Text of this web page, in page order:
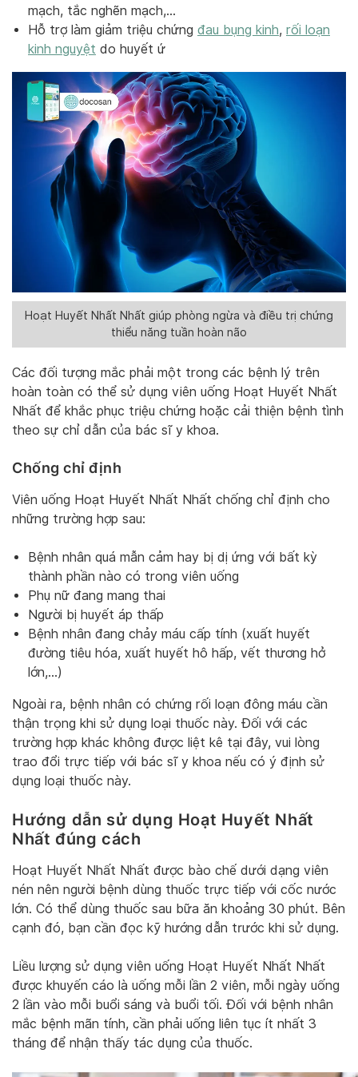
mạch, tắc nghẽn mạch,…
Hỗ trợ làm giảm triệu chứng đau bụng kinh, rối loạn
kinh nguyệt do huyết ứ
Hoạt Huyết Nhất Nhất giúp phòng ngừa và điều trị chứng
thiểu năng tuần hoàn não
Các đối tượng mắc phải một trong các bệnh lý trên
hoàn toàn có thể sử dụng viên uống Hoạt Huyết Nhất
Nhất để khắc phục triệu chứng hoặc cải thiện bệnh tình
theo sự chỉ dẫn của bác sĩ y khoa.
Chống chỉ định
Viên uống Hoạt Huyết Nhất Nhất chống chỉ định cho
những trường hợp sau:
Bệnh nhân quá mẫn cảm hay bị dị ứng với bất kỳ
thành phần nào có trong viên uống
Phụ nữ đang mang thai
Người bị huyết áp thấp
Bệnh nhân đang chảy máu cấp tính (xuất huyết
đường tiêu hóa, xuất huyết hô hấp, vết thương hở
lớn,…)
Ngoài ra, bệnh nhân có chứng rối loạn đông máu cần
thận trọng khi sử dụng loại thuốc này. Đối với các
trường hợp khác không được liệt kê tại đây, vui lòng
trao đổi trực tiếp với bác sĩ y khoa nếu có ý định sử
dụng loại thuốc này.
Hướng dẫn sử dụng Hoạt Huyết Nhất
Nhất đúng cách
Hoạt Huyết Nhất Nhất được bào chế dưới dạng viên
nén nên người bệnh dùng thuốc trực tiếp với cốc nước
lớn. Có thể dùng thuốc sau bữa ăn khoảng 30 phút. Bên
cạnh đó, bạn cần đọc kỹ hướng dẫn trước khi sử dụng.
Liều lượng sử dụng viên uống Hoạt Huyết Nhất Nhất
được khuyến cáo là uống mỗi lần 2 viên, mỗi ngày uống
2 lần vào mỗi buổi sáng và buổi tối. Đối với bệnh nhân
mắc bệnh mãn tính, cần phải uống liên tục ít nhất 3
tháng để nhận thấy tác dụng của thuốc.